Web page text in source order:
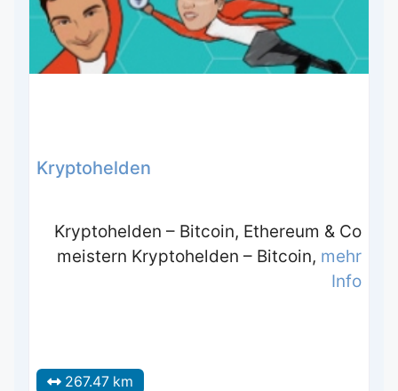
Kryptohelden
Kryptohelden – Bitcoin, Ethereum & Co
meistern Kryptohelden – Bitcoin, mehr
Info
267.47 km